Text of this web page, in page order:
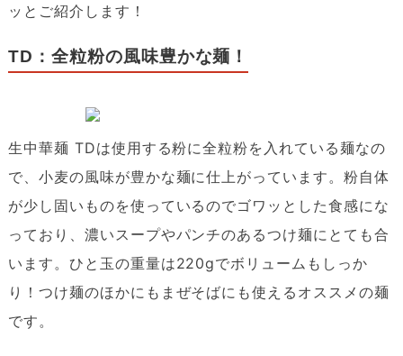
ッとご紹介します！
TD：全粒粉の風味豊かな麺！
生中華麺 TDは使用する粉に全粒粉を入れている麺なの
で、小麦の風味が豊かな麺に仕上がっています。粉自体
が少し固いものを使っているのでゴワッとした食感にな
っており、濃いスープやパンチのあるつけ麺にとても合
います。ひと玉の重量は220gでボリュームもしっか
り！つけ麺のほかにもまぜそばにも使えるオススメの麺
です。